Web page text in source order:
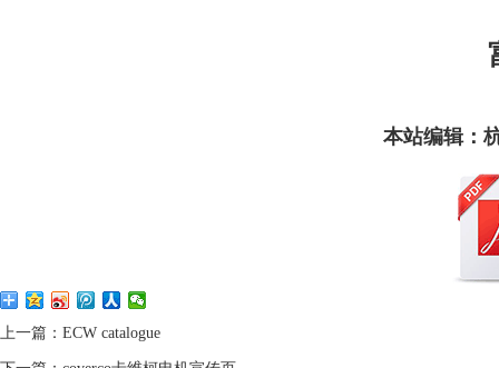
本站编辑：
上一篇： ECW catalogue